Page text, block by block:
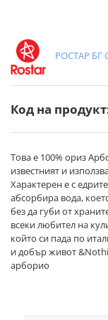
РОСТАР БГ
Код на
Това е 100% ориз
известният и
Характерен е с
абсорбира вода,
без да губи от
всеки любител на
който си пада по
и добър живот
арборио